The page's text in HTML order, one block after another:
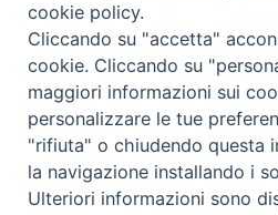
SEGUICI SU
Facebook
Instagram
X YouTube
Feed
Privacy Policy - trasparenza
© 2016 - 2026 Diocesi Molfetta
cookie policy.
Cliccando su "accetta"
cookie. Cliccando su
maggiori informazioni sui
personalizzare le tue
"rifiuta" o chiudendo questa
la navigazione installando i
Ulteriori informazioni sono